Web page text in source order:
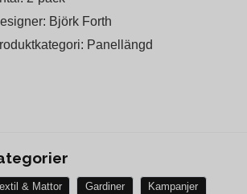
Björk Forth
Panellängd
& Mattor Gardiner Kampanjer